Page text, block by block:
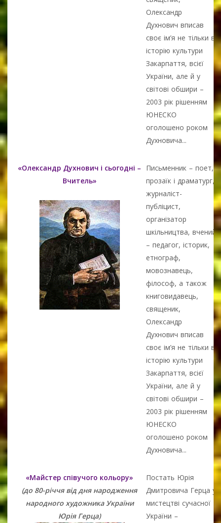
Олександр
Духнович вписав
своє ім’я не тільки в
історію культури
Закарпаття, всієї
України, але й у
світові обшири –
2003 рік рішенням
ЮНЕСКО
оголошено роком
Духновича...
«Олександр Духнович і сьогодні –
Вчитель»
Письменник – поет,
прозаїк і драматург,
журналіст-
публіцист,
організатор
шкільництва, вчений
– педагог, історик,
етнограф,
мовознавець,
філософ, а також
книговидавець,
священик,
Олександр
Духнович вписав
своє ім’я не тільки в
історію культури
Закарпаття, всієї
України, але й у
світові обшири –
2003 рік рішенням
ЮНЕСКО
оголошено роком
Духновича...
«Майстер співучого кольору»
(до 80-річчя від дня народження
народного художника України
Юрія Герца)
Постать Юрія
Дмитровича Герца у
мистецтві сучасної
України –